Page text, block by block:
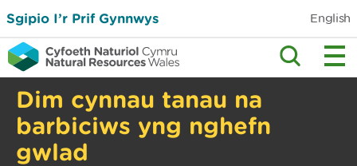
Sgipio I’r Prif Gynnwys English
Dim cynnau tanau na
barbiciws yng nghefn
gwlad